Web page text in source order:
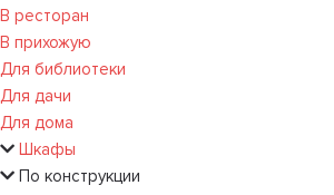
В ресторан
В прихожую
Для библиотеки
Для дачи
Для дома
Шкафы
По конструкции